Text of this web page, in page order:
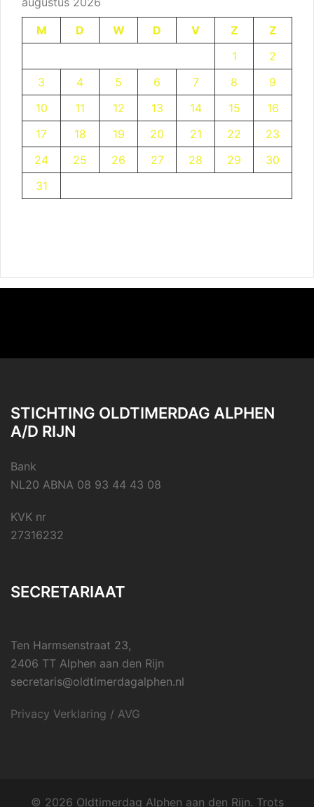
M
D W D V Z
Z
1
2
3
4 5 6 7 8
9
10
11 12 13 14 15
16
17
18 19 20 21 22
23
24
25 26 27 28 29
30
31
STICHTING OLDTIMERDAG ALPHEN
A/D RIJN
Bank
NL20 ABNA 08 93 44 43 08
KVK nr
27316232
SECRETARIAAT
Ten Harmsenstraat 23,
2406 TT Alphen aan den Rijn
secretaris@oldtimerdagalphen.nl
Privacy Verklaring / AVG
© 2026 Oldtimerdag Alphen aan den Rijn. Trots